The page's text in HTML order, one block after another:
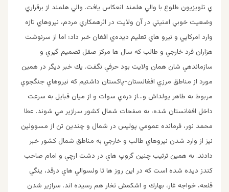
ي تلويزيون طلوع با والي هلمند انعكاس يافت. والي هلمند از برقراري
وضعيت خوبي امنيتي در آن ولايت در اثرهمكاري مردم، نيروهاي تازه
وارد امركايي و نيرو هاي تعليم ديده‌ي افغان خبر داد؛ اما از سرنوشت
هزاران فرد خارجي و طالب كه سال ها مركز صقل تصميم گيري و
سازماندهي شان همان ولايت بود حرفي نگفت. يك خبر ديگر در همين
مورد از مناطق مرزي افغانستان-پاكستان داشتيم كه نيروهاي جنگجوي
مربوط به طاهر يولداش و…از دره‌ي سوات و از ميان قبايل به سرعت
داخل افغانستان شده، به صفحات شمال كشور سرازير مي شوند. عطا
محمد نور، فرمانده عمومي پوليس در شمال و چندين تن از مسوولين
نيز از وارد شدن نيروهاي طالب و خارجي به مناطق شمال كشور خبر
دادند. به همين ترتيب چنين گروپ هاي در دشت ارچي و امام صاحب
كندز ديده شده است كه در اين روز ها تا ولسوالي هاي درقد، ينگي
قلعه، خواجه غار، بهارك و اشكمش تخار هم رسيده اند. سرازير شدن